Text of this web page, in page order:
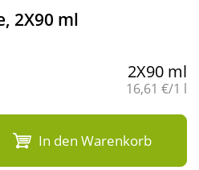
2X90 ml
2X90 ml
Grundpreis:
16,61 €/1 l
In den Warenkorb